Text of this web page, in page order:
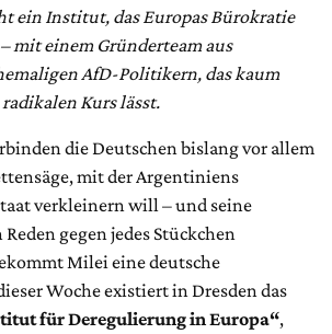
ein Institut, das Europas Bürokratie
mit einem Gründerteam aus
AfD-Politikern, das kaum
Kurs lässt.
die Deutschen bislang vor allem
mit der Argentiniens
verkleinern will – und seine
gegen jedes Stückchen
Milei eine deutsche
Woche existiert in Dresden das
für Deregulierung in Europa“,